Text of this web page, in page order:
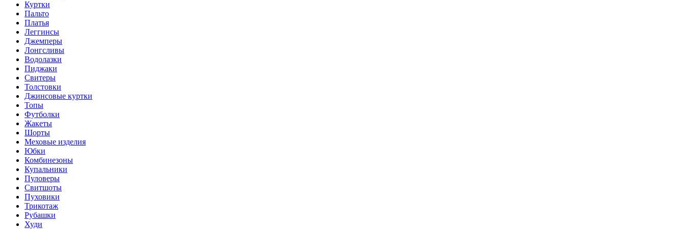
Куртки
Пальто
Платья
Леггинсы
Джемперы
Лонгсливы
Водолазки
Пиджаки
Свитеры
Толстовки
Джинсовые куртки
Топы
Футболки
Жакеты
Шорты
Меховые изделия
Юбки
Комбинезоны
Купальники
Пуловеры
Свитшоты
Пуховики
Трикотаж
Рубашки
Худи